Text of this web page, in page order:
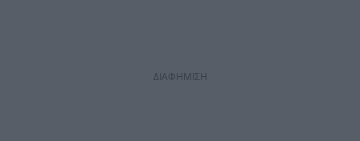
ΔΙΑΦΗΜΙΣΗ